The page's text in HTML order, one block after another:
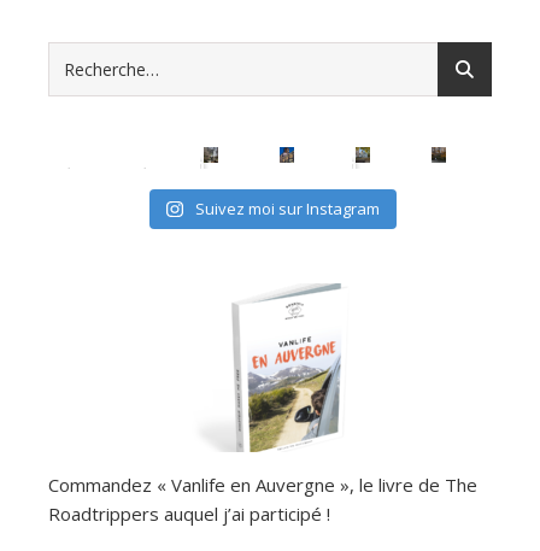
avec les (mini) kids, c'est possible
Suivez moi sur Instagram
Commandez « Vanlife en Auvergne », le livre de The
Roadtrippers auquel j’ai participé !